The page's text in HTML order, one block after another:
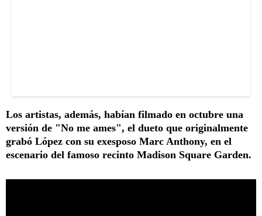
Los artistas, además, habían filmado en octubre una
versión de "No me ames", el dueto que originalmente
grabó López con su exesposo Marc Anthony, en el
escenario del famoso recinto Madison Square Garden.